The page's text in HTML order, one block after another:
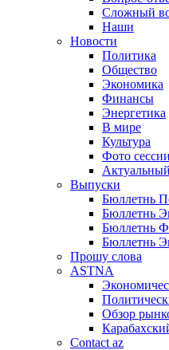
Сложный
Наши
Новости
Политика
Общество
Экономика
Финансы
Энергетика
В мире
Культура
Фото сессии
Выпуски
Бюллетнь
Бюллетнь
Бюллетнь
Бюллетнь
Прошу слова
ASTNA
Обзор
Contact az